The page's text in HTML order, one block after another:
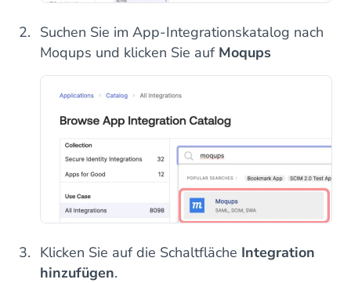
Suchen Sie im App-Integrationskatalog nach
Moqups und klicken Sie auf Moqups
Klicken Sie auf die Schaltfläche Integration
hinzufügen.